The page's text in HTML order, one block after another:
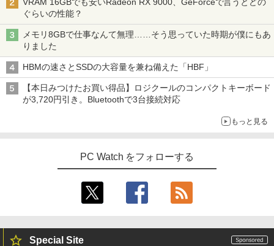
ぐらいの性能？
メモリ8GBで仕事なんて無理……そう思っていた時期が僕にもあ
りました
HBMの速さとSSDの大容量を兼ね備えた「HBF」
【本日みつけたお買い得品】ロジクールのコンパクトキーボード
が3,720円引き。Bluetoothで3台接続対応
もっと見る
PC Watch をフォローする
Special Site